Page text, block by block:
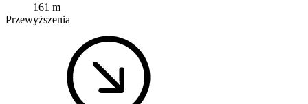
161 m
Przewyższenia